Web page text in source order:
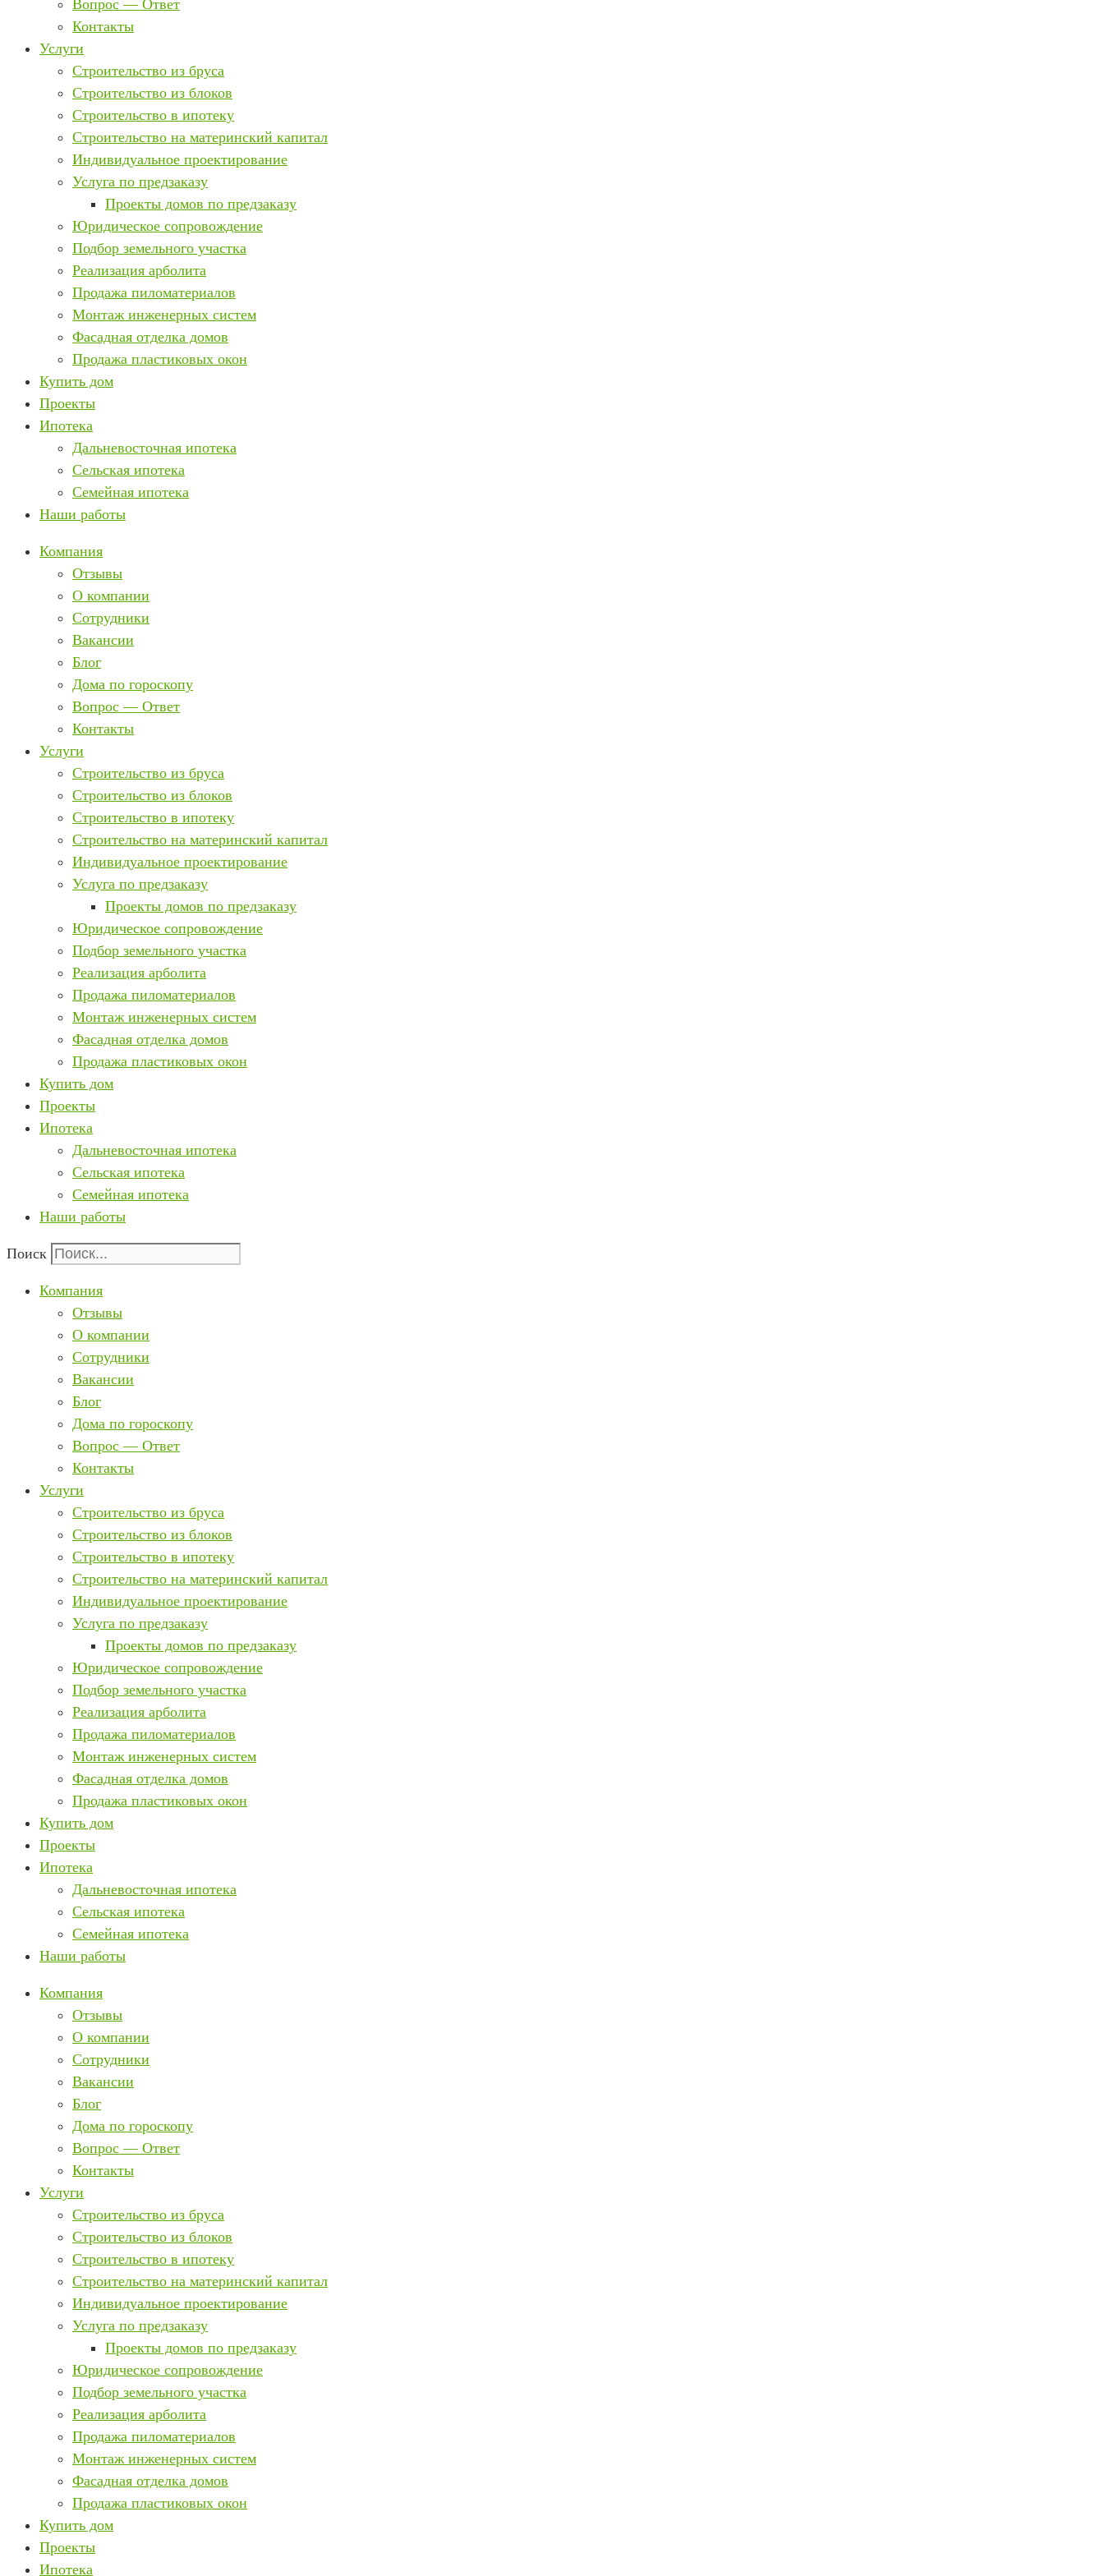
Вопрос — Ответ
Контакты
Услуги
Строительство из бруса
Строительство из блоков
Строительство в ипотеку
Строительство на материнский капитал
Индивидуальное проектирование
Услуга по предзаказу
Проекты домов по предзаказу
Юридическое сопровождение
Подбор земельного участка
Реализация арболита
Продажа пиломатериалов
Монтаж инженерных систем
Фасадная отделка домов
Продажа пластиковых окон
Купить дом
Проекты
Ипотека
Дальневосточная ипотека
Сельская ипотека
Семейная ипотека
Наши работы
Компания
Отзывы
О компании
Сотрудники
Вакансии
Блог
Дома по гороскопу
Вопрос — Ответ
Контакты
Услуги
Строительство из бруса
Строительство из блоков
Строительство в ипотеку
Строительство на материнский капитал
Индивидуальное проектирование
Услуга по предзаказу
Проекты домов по предзаказу
Юридическое сопровождение
Подбор земельного участка
Реализация арболита
Продажа пиломатериалов
Монтаж инженерных систем
Фасадная отделка домов
Продажа пластиковых окон
Купить дом
Проекты
Ипотека
Дальневосточная ипотека
Сельская ипотека
Семейная ипотека
Наши работы
Поиск
Компания
Отзывы
О компании
Сотрудники
Вакансии
Блог
Дома по гороскопу
Вопрос — Ответ
Контакты
Услуги
Строительство из бруса
Строительство из блоков
Строительство в ипотеку
Строительство на материнский капитал
Индивидуальное проектирование
Услуга по предзаказу
Проекты домов по предзаказу
Юридическое сопровождение
Подбор земельного участка
Реализация арболита
Продажа пиломатериалов
Монтаж инженерных систем
Фасадная отделка домов
Продажа пластиковых окон
Купить дом
Проекты
Ипотека
Дальневосточная ипотека
Сельская ипотека
Семейная ипотека
Наши работы
Компания
Отзывы
О компании
Сотрудники
Вакансии
Блог
Дома по гороскопу
Вопрос — Ответ
Контакты
Услуги
Строительство из бруса
Строительство из блоков
Строительство в ипотеку
Строительство на материнский капитал
Индивидуальное проектирование
Услуга по предзаказу
Проекты домов по предзаказу
Юридическое сопровождение
Подбор земельного участка
Реализация арболита
Продажа пиломатериалов
Монтаж инженерных систем
Фасадная отделка домов
Продажа пластиковых окон
Купить дом
Проекты
Ипотека